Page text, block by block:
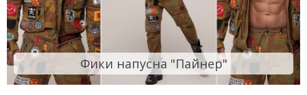
Фики напусна "Пайнер"